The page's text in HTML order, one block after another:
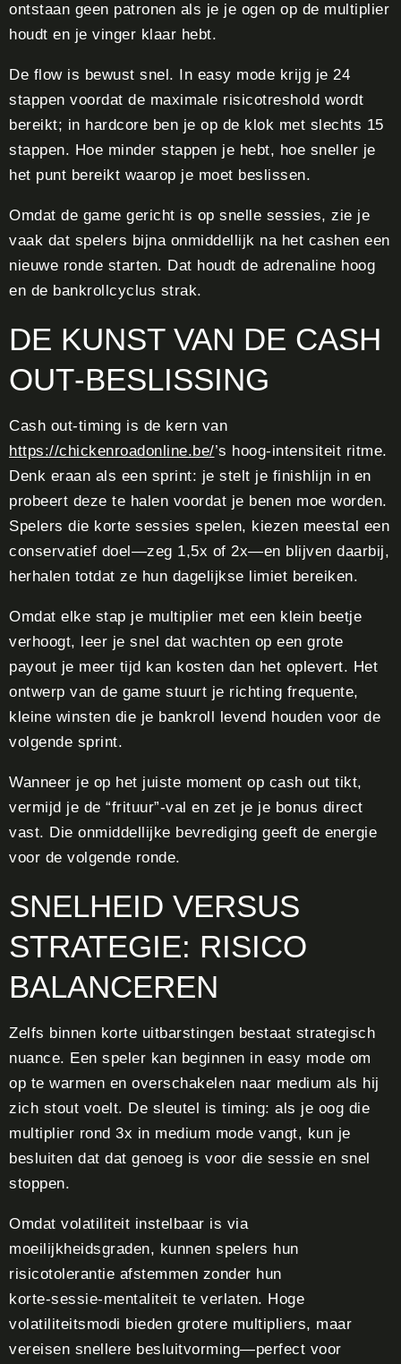
ontstaan geen patronen als je je ogen op de multiplier
houdt en je vinger klaar hebt.
De flow is bewust snel. In easy mode krijg je 24
stappen voordat de maximale risicotreshold wordt
bereikt; in hardcore ben je op de klok met slechts 15
stappen. Hoe minder stappen je hebt, hoe sneller je
het punt bereikt waarop je moet beslissen.
Omdat de game gericht is op snelle sessies, zie je
vaak dat spelers bijna onmiddellijk na het cashen een
nieuwe ronde starten. Dat houdt de adrenaline hoog
en de bankrollcyclus strak.
DE KUNST VAN DE CASH
OUT‑BESLISSING
Cash out-timing is de kern van
https://chickenroadonline.be/’s hoog‑intensiteit ritme.
Denk eraan als een sprint: je stelt je finishlijn in en
probeert deze te halen voordat je benen moe worden.
Spelers die korte sessies spelen, kiezen meestal een
conservatief doel—zeg 1,5x of 2x—en blijven daarbij,
herhalen totdat ze hun dagelijkse limiet bereiken.
Omdat elke stap je multiplier met een klein beetje
verhoogt, leer je snel dat wachten op een grote
payout je meer tijd kan kosten dan het oplevert. Het
ontwerp van de game stuurt je richting frequente,
kleine winsten die je bankroll levend houden voor de
volgende sprint.
Wanneer je op het juiste moment op cash out tikt,
vermijd je de “frituur”‑val en zet je je bonus direct
vast. Die onmiddellijke bevrediging geeft de energie
voor de volgende ronde.
SNELHEID VERSUS
STRATEGIE: RISICO
BALANCEREN
Zelfs binnen korte uitbarstingen bestaat strategisch
nuance. Een speler kan beginnen in easy mode om
op te warmen en overschakelen naar medium als hij
zich stout voelt. De sleutel is timing: als je oog die
multiplier rond 3x in medium mode vangt, kun je
besluiten dat dat genoeg is voor die sessie en snel
stoppen.
Omdat volatiliteit instelbaar is via
moeilijkheidsgraden, kunnen spelers hun
risicotolerantie afstemmen zonder hun
korte‑sessie‑mentaliteit te verlaten. Hoge
volatiliteitsmodi bieden grotere multipliers, maar
vereisen snellere besluitvorming—perfect voor